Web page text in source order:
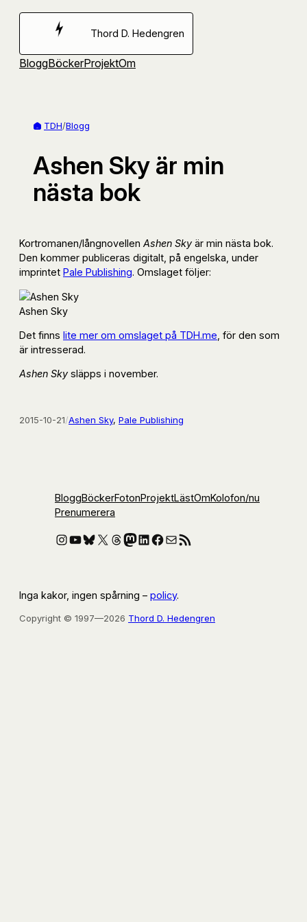
Hoppa
Thord D. Hedengren
BloggBöckerProjektOm
TDH/Blogg
Ashen Sky är min
nästa bok
Kortromanen/långnovellen Ashen Skyär min nästa bok.
Den kommer publiceras digitalt, på engelska, under
imprintet Pale Publishing. Omslaget följer:
Ashen Sky
Det finns lite mer om omslaget på TDH.me , för den som
är intresserad.
Ashen Skysläpps i november.
2015-10-21/Ashen Sky, Pale Publishing
BloggBöckerFotonProjektLästOmKolofon/nu
Prenumerera
Instagram
YouTube
Bluesky
X Threads
Mastodon
LinkedIn
Facebook
E-postRSS-flöde
Inga kakor, ingen spårning – policy.
Copyright © 1997—2026 Thord D. Hedengren